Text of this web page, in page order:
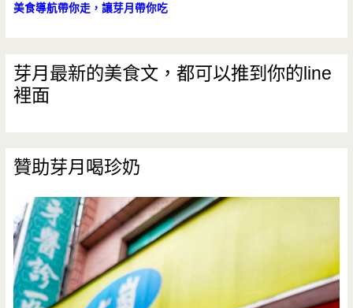
業）
美食導航帶你走，讓芽月帶你吃
芽月最新的美食文，都可以推到你的line
裡面
贊助芽月喝珍奶